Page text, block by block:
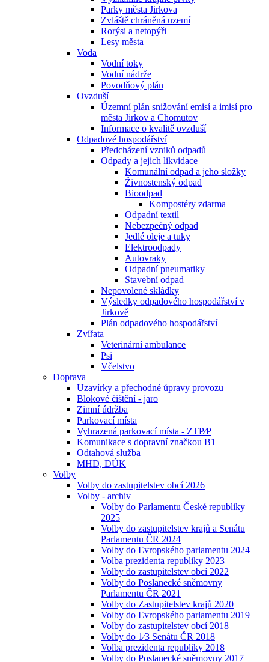
Parky města Jirkova
Zvláště chráněná uzemí
Rorýsi a netopýři
Lesy města
Voda
Vodní toky
Vodní nádrže
Povodňový plán
Ovzduší
Územní plán snižování emisí a imisí pro
města Jirkov a Chomutov
Informace o kvalitě ovzduší
Odpadové hospodářství
Předcházení vzniků odpadů
Odpady a jejich likvidace
Komunální odpad a jeho složky
Živnostenský odpad
Bioodpad
Kompostéry zdarma
Odpadní textil
Nebezpečný odpad
Jedlé oleje a tuky
Elektroodpady
Autovraky
Odpadní pneumatiky
Stavební odpad
Nepovolené skládky
Výsledky odpadového hospodářství v
Jirkově
Plán odpadového hospodářství
Zvířata
Veterinární ambulance
Psi
Včelstvo
Doprava
Uzavírky a přechodné úpravy provozu
Blokové čištění - jaro
Zimní údržba
Parkovací místa
Vyhrazená parkovací místa - ZTP⁄P
Komunikace s dopravní značkou B1
Odtahová služba
MHD, DÚK
Volby
Volby do zastupitelstev obcí 2026
Volby - archiv
Volby do Parlamentu České republiky
2025
Volby do zastupitelstev krajů a Senátu
Parlamentu ČR 2024
Volby do Evropského parlamentu 2024
Volba prezidenta republiky 2023
Volby do zastupitelstev obcí 2022
Volby do Poslanecké sněmovny
Parlamentu ČR 2021
Volby do Zastupitelstev krajů 2020
Volby do Evropského parlamentu 2019
Volby do zastupitelstev obcí 2018
Volby do 1⁄3 Senátu ČR 2018
Volba prezidenta republiky 2018
Volby do Poslanecké sněmovny 2017